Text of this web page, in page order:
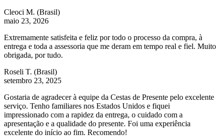
Cleoci M. (Brasil)
maio 23, 2026
Extremamente satisfeita e feliz por todo o processo da compra, à
entrega e toda a assessoria que me deram em tempo real e fiel. Muito
obrigada, por tudo.
Roseli T. (Brasil)
setembro 23, 2025
Gostaria de agradecer à equipe da Cestas de Presente pelo excelente
serviço. Tenho familiares nos Estados Unidos e fiquei
impressionado com a rapidez da entrega, o cuidado com a
apresentação e a qualidade do presente. Foi uma experiência
excelente do início ao fim. Recomendo!